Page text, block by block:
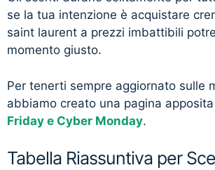
se la tua intenzione è acquistare
saint laurent a prezzi imbattibili
momento giusto.
Per tenerti sempre aggiornato sulle
abbiamo creato una pagina
Friday e Cyber Monday.
Tabella Riassuntiva per